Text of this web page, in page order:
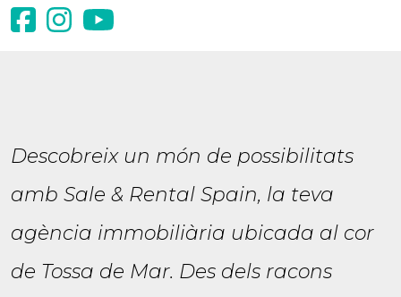
Descobreix un món de possibilitats
amb Sale & Rental Spain, la teva
agència immobiliària ubicada al cor
de Tossa de Mar. Des dels racons